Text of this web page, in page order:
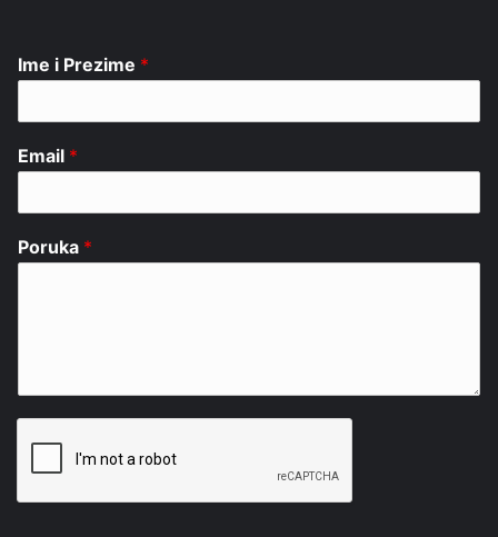
Ime i Prezime *
Email *
Poruka *